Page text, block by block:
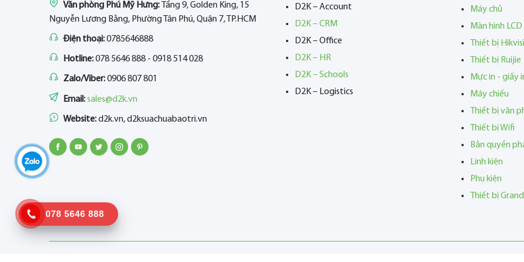
Văn phòng Phú Mỹ Hưng:
Tầng 9, Golden King, 15
Nguyễn Lương Bằng, Phường Tân Phú, Quận 7, TP.HCM
Điện thoại:0785646888
Hotline:078 5646 888 - 0918 514 028
Zalo/Viber:0906 807 801
Email:sales@d2k.vn
Website:d2k.vn, d2ksuachuabaotri.vn
D2K – Account
D2K – CRM
D2K – Office
D2K – HR
D2K – Schools
D2K – Logistics
Máy chủ
Màn hình LCD
Thiết bị
Thiết bị Ruijie
Mực in - giấy
Máy chiếu
Thiết bị văn
Thiết bị Wifi
Bản quyền
Linh kiện
Phụ kiện
Thiết bị
078 5646 888